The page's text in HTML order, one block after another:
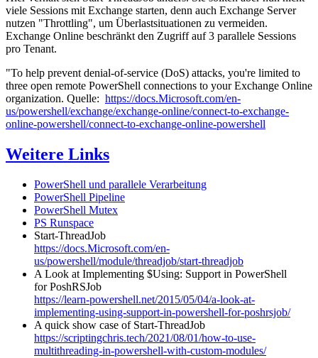
viele Sessions mit Exchange starten, denn auch Exchange Server
nutzen "Throttling", um Überlastsituationen zu vermeiden.
Exchange Online beschränkt den Zugriff auf 3 parallele Sessions
pro Tenant.
"To help prevent denial-of-service (DoS) attacks, you're limited to
three open remote PowerShell connections to your Exchange Online
organization. Quelle: https://docs.Microsoft.com/en-
us/powershell/exchange/exchange-online/connect-to-exchange-
online-powershell/connect-to-exchange-online-powershell
Weitere Links
PowerShell und parallele Verarbeitung
PowerShell Pipeline
PowerShell Mutex
PS Runspace
Start-ThreadJob
https://docs.Microsoft.com/en-
us/powershell/module/threadjob/start-threadjob
A Look at Implementing $Using: Support in PowerShell
for PoshRSJob
https://learn-powershell.net/2015/05/04/a-look-at-
implementing-using-support-in-powershell-for-poshrsjob/
A quick show case of Start-ThreadJob
https://scriptingchris.tech/2021/08/01/how-to-use-
multithreading-in-powershell-with-custom-modules/